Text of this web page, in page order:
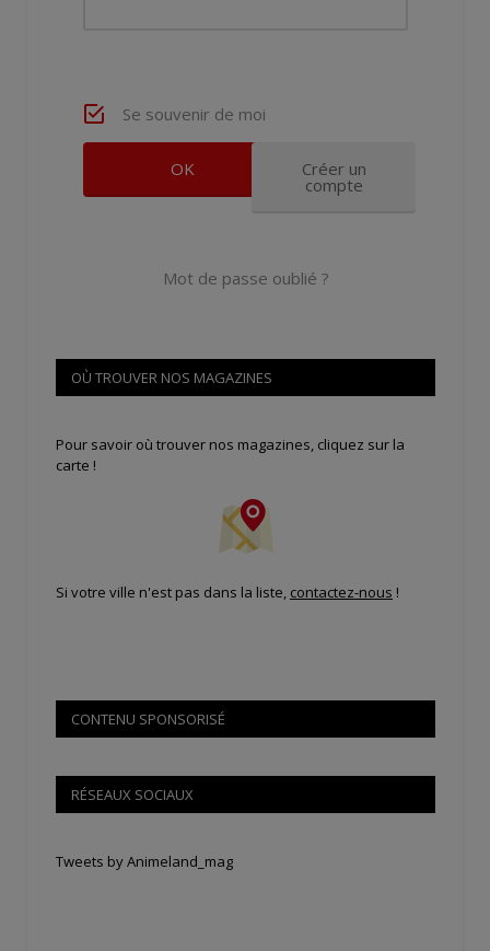
Se souvenir de moi
Créer un
compte
Mot de passe oublié ?
OÙ TROUVER NOS MAGAZINES
Pour savoir où trouver nos magazines, cliquez sur la
carte !
Si votre ville n'est pas dans la liste, contactez-nous !
CONTENU SPONSORISÉ
RÉSEAUX SOCIAUX
Tweets by Animeland_mag